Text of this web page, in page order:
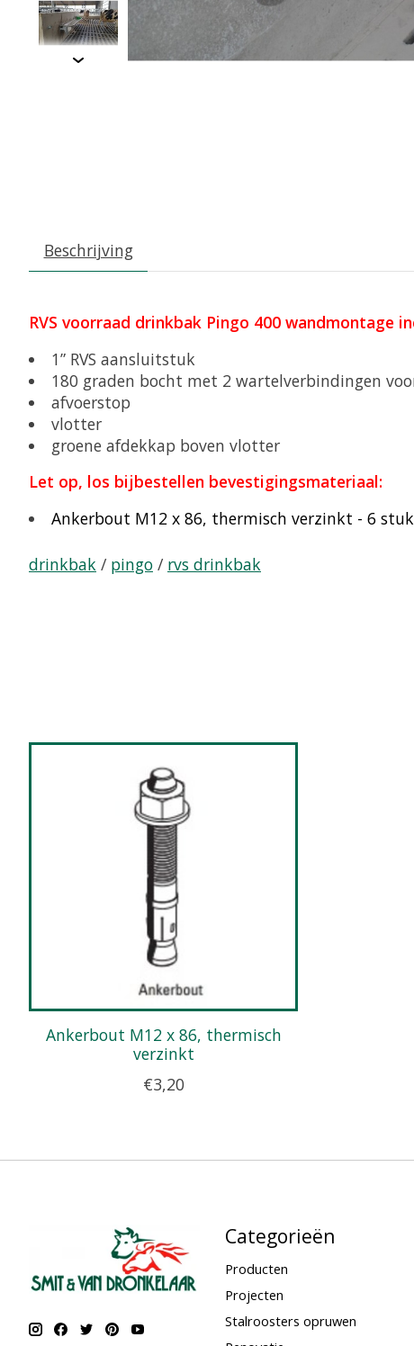
Beschrijving
RVS voorraad drinkbak Pingo 400 wandmontage
1” RVS aansluitstuk
180 graden bocht met 2 wartelverbindingen
afvoerstop
vlotter
groene afdekkap boven vlotter
Let op, los bijbestellen bevestigingsmateriaal:
Ankerbout M12 x 86, thermisch verzinkt - 6
drinkbak / pingo / rvs drinkbak
Items van productcarrousel
Ankerbout M12 x 86, thermisch
verzinkt
€3,20
Categorieën
Producten
Projecten
Stalroosters opruwen